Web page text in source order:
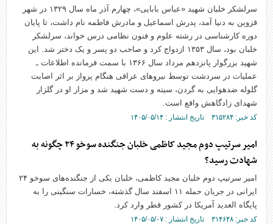
سرلشکر خلبان شهید «عباس بابایی»، چهارم آذر ماه سال ۱۳۲۹ در شهر
قزوین به دنیا آمد، پدرش اسماعیل و مادرش فاطمه نام داشت، تا پایان
دوره کارشناسی در رشته علوم و فنون نظامی درس خواند، سرلشکر
خلبان بود، سال ۱۳۵۳ ازدواج کرد و صاحب دو پسر و یک دختر شد. این
شهید بزرگوار پانزدهم مرداد سال ۱۳۶۶ با سمت فرمانده اطلاعات ـ
عملیات در سردشت توسط نیرو‌های عراقی هنگام پرواز بر اثر اصابت
گلوله ضدهوایی به گردن، سینه و دست شهید شد و مزار او در گلزار
شهدای زادگاهش واقع است.
کد خبر: ۳۱۵۲۸۴ تاریخ انتشار : ۱۴۰۵/۰۵/۱۴
امیر سرتیپ دوم مجید کاظمی خلبان جنگنده سوخو ۲۴ چگونه به
شهادت رسید؟
امیر سرتیپ دوم خلبان مجید کاظمی، خلبان یکی از جنگنده‌های سوخو ۲۴
ایرانی در جریان حمله ۱۱ اسفند سال گذشته، خسارات سنگینی را به
پایگاه العدید آمریکا در کشور قطر وارد کرد.
کد خبر: ۳۱۴۶۴۸ تاریخ انتشار : ۱۴۰۵/۰۵/۰۷